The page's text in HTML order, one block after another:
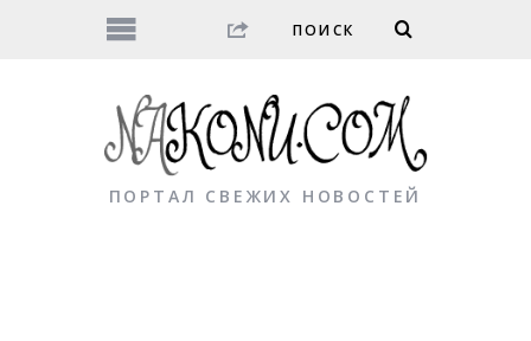
ПОРТАЛ СВЕЖИХ НОВОСТЕЙ